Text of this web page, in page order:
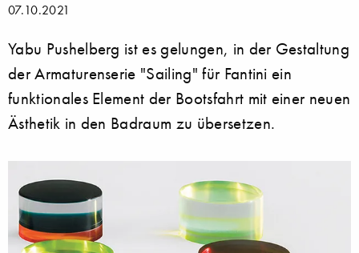
07.10.2021
Yabu Pushelberg ist es gelungen, in der Gestaltung
der Armaturenserie "Sailing" für Fantini ein
funktionales Element der Bootsfahrt mit einer neuen
Ästhetik in den Badraum zu übersetzen.